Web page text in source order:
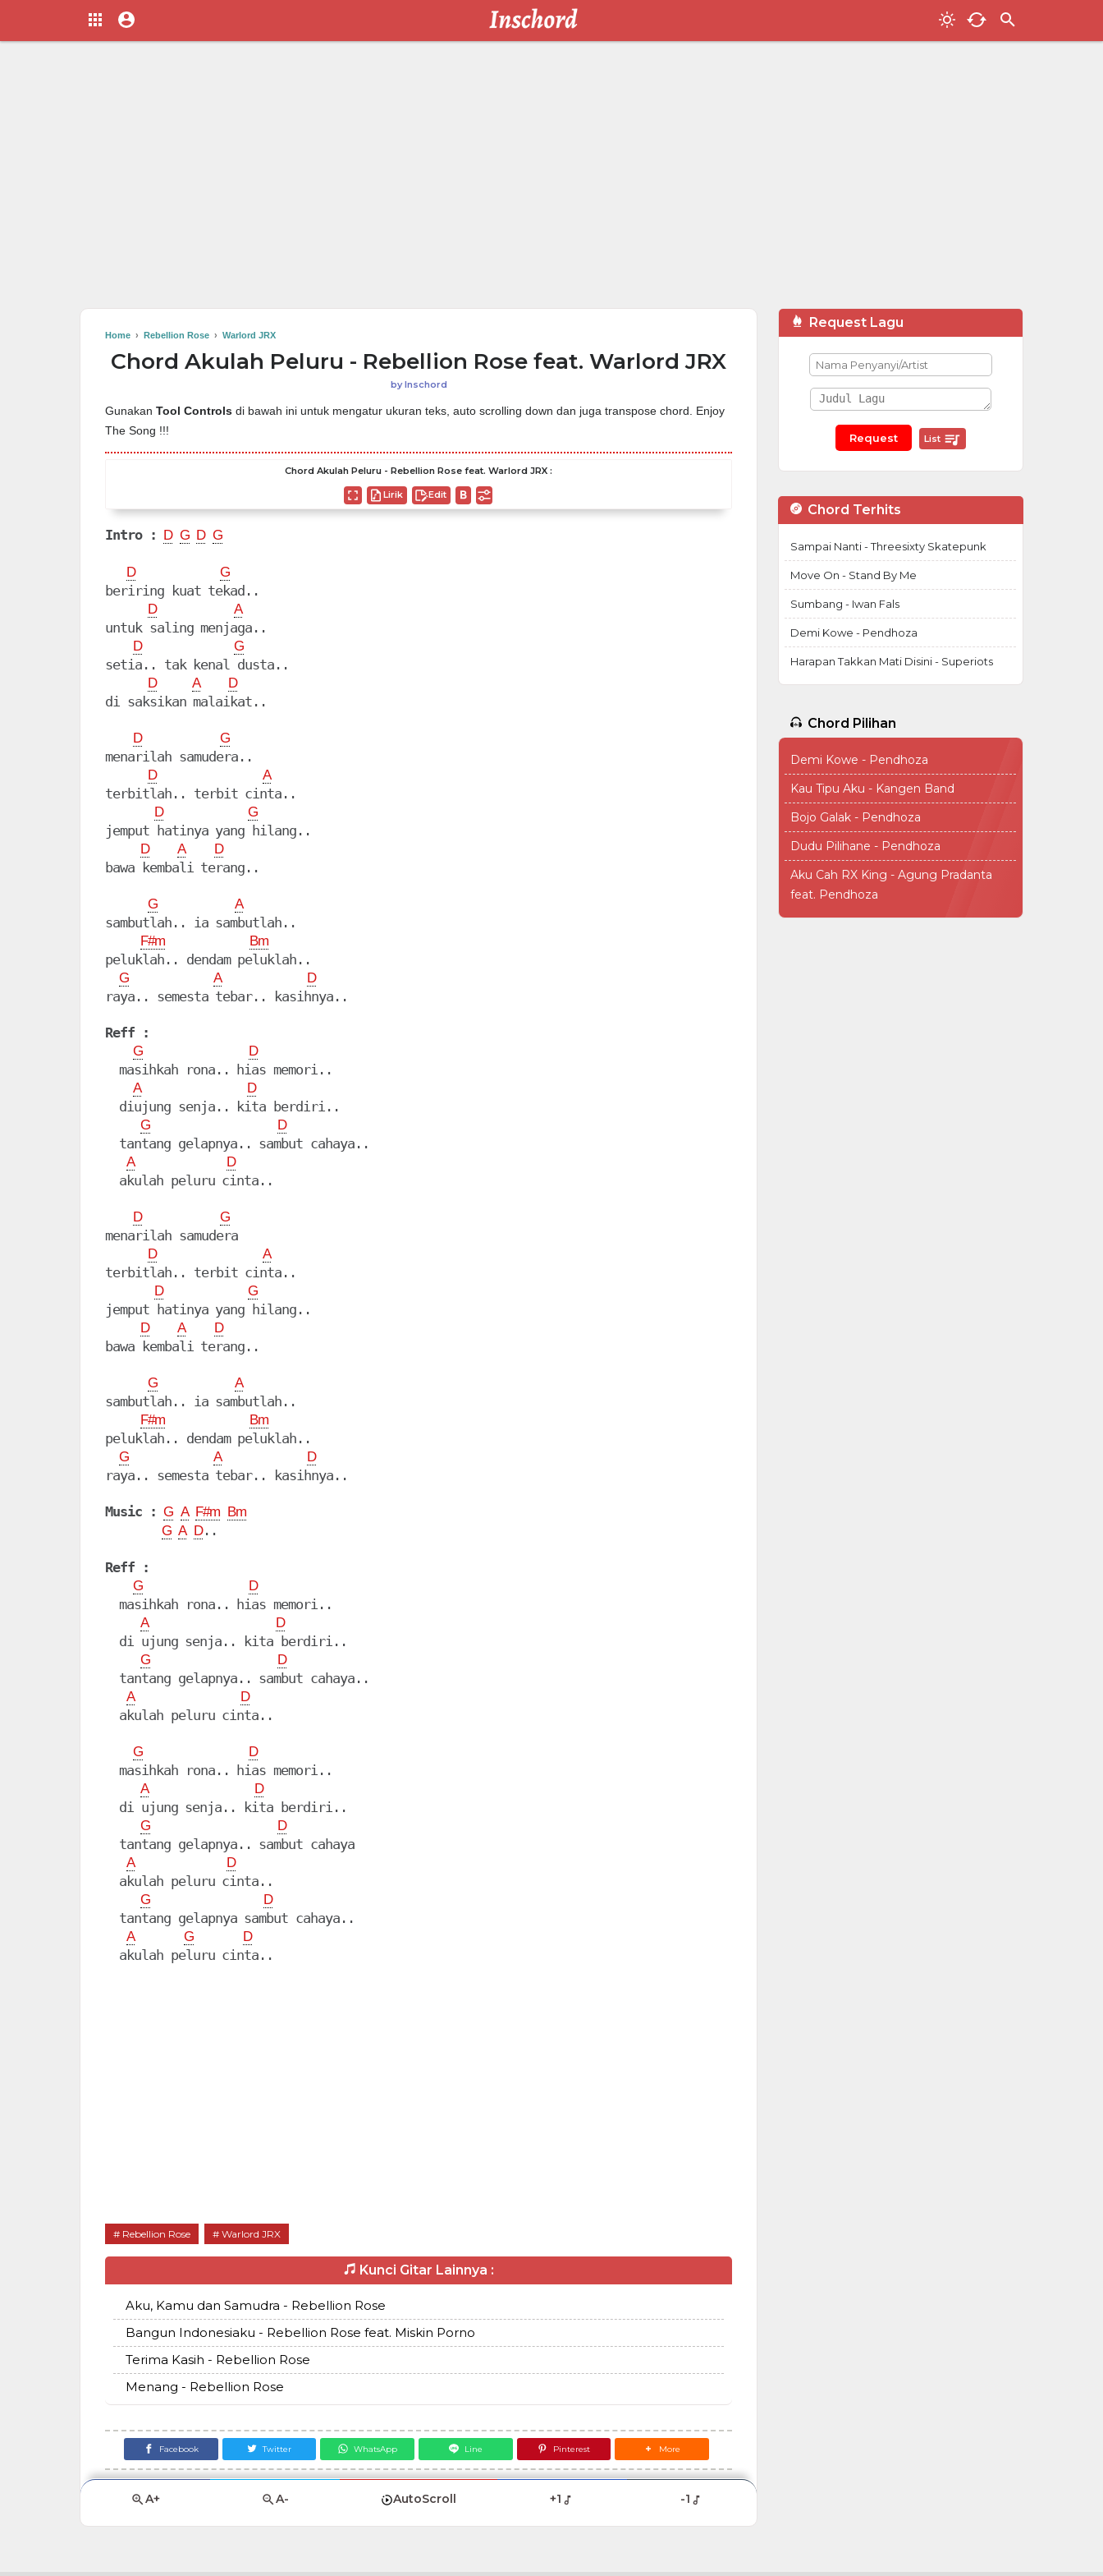
Home › Rebellion Rose › Warlord JRX
Chord Akulah Peluru - Rebellion Rose feat. Warlord JRX
byInschord
Gunakan Tool Controls di bawah ini untuk mengatur ukuran teks, auto scrolling down dan juga transpose chord. Enjoy
The Song !!!
Chord Akulah Peluru - Rebellion Rose feat. Warlord JRX :
Lirik Edit
Intro : D G D G
D G
beriring kuat tekad..
D A
untuk saling menjaga..
D G
setia.. tak kenal dusta..
D A D
D G
menarilah samudera..
D A
terbitlah.. terbit cinta..
D G
jemput hatinya yang hilang..
D A D
bawa kembali terang..
G A
sambutlah.. ia sambutlah..
F#m Bm
peluklah.. dendam peluklah..
G A D
raya.. semesta tebar.. kasihnya..
Reff :
G D
  masihkah rona.. hias memori..
A D
  diujung senja.. kita berdiri..
G D
  tantang gelapnya.. sambut cahaya..
A D
  akulah peluru cinta..
D G
menarilah samudera
D A
terbitlah.. terbit cinta..
D G
jemput hatinya yang hilang..
D A D
bawa kembali terang..
G A
sambutlah.. ia sambutlah..
F#m Bm
peluklah.. dendam peluklah..
G A D
raya.. semesta tebar.. kasihnya..
Music : G A F#m Bm
G A D..
Reff :
G D
  masihkah rona.. hias memori..
A D
  di ujung senja.. kita berdiri..
G D
  tantang gelapnya.. sambut cahaya..
A D
  akulah peluru cinta..
G D
  masihkah rona.. hias memori..
A D
  di ujung senja.. kita berdiri..
G D
  tantang gelapnya.. sambut cahaya
A D
  akulah peluru cinta..
G D
  tantang gelapnya sambut cahaya..
A G D
Rebellion Rose Warlord JRX
Kunci Gitar Lainnya :
Aku, Kamu dan Samudra - Rebellion Rose
Bangun Indonesiaku - Rebellion Rose feat. Miskin Porno
Terima Kasih - Rebellion Rose
Menang - Rebellion Rose
Facebook Twitter WhatsApp Line Pinterest More
A+ A- AutoScroll +1 -1
Request Lagu
List
Chord Terhits
Sampai Nanti - Threesixty Skatepunk
Move On - Stand By Me
Sumbang - Iwan Fals
Demi Kowe - Pendhoza
Harapan Takkan Mati Disini - Superiots
Chord Pilihan
Demi Kowe - Pendhoza
Kau Tipu Aku - Kangen Band
Bojo Galak - Pendhoza
Dudu Pilihane - Pendhoza
Aku Cah RX King - Agung Pradanta
feat. Pendhoza